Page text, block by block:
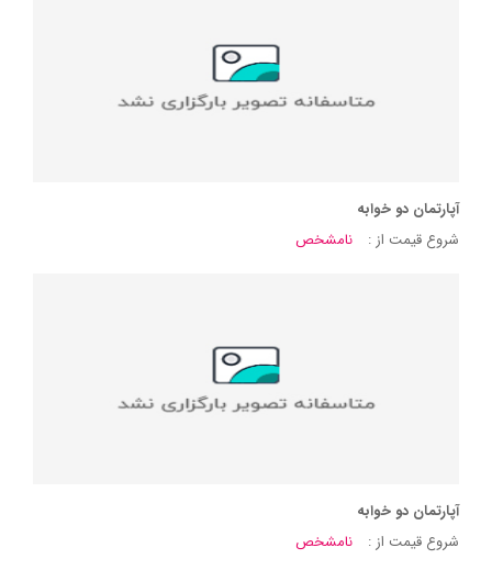
آپارتمان دو خوابه
شروع قیمت از :
نامشخص
آپارتمان دو خوابه
شروع قیمت از :
نامشخص